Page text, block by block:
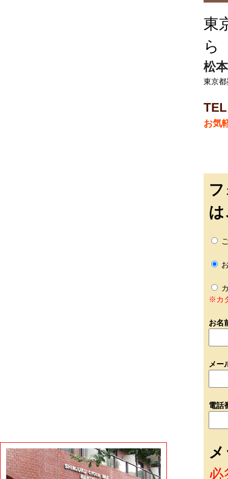
東
ら
松
東京都
お気
※カ
お名
メー
電話
必